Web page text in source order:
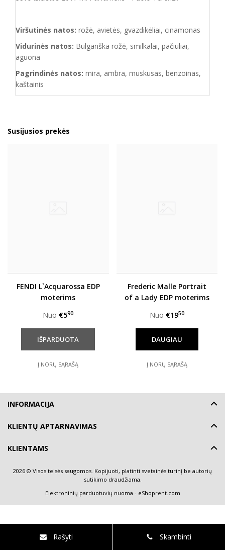
Viršutinės natos: rožė, avietės, gvazdikėliai, cinamonas
Vidurinės natos: Bulgariška rožė, smilkalai, pačiuliai,
aguona
Pagrindinės natos: mira, ambra, muskusas, benzoinas,
kaštainis
Susijusios prekės
FENDI L`Acquarossa EDP
moterims
Nuo €590
Į NORŲ SĄRAŠĄ
Frederic Malle Portrait
of a Lady EDP moterims
Nuo €1950
DAUGIAU
Į NORŲ SĄRAŠĄ
INFORMACIJA
KLIENTŲ APTARNAVIMAS
KLIENTAMS
2026 © Visos teisės saugomos. Kopijuoti, platinti svetainės turinį be autorių
sutikimo draudžiama.
Elektroninių parduotuvių nuoma - eShoprent.com
Rašyti Skambinti